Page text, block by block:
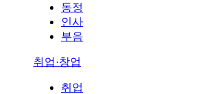
동정
인사
부음
취업·창업
취업